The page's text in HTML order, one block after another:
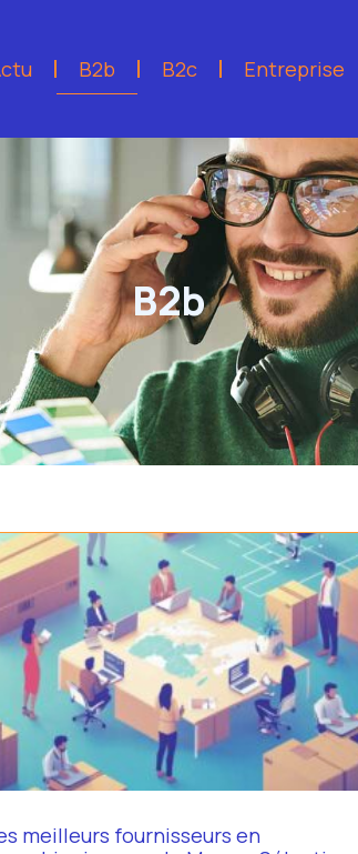
B2b B2c Entreprise
B2b
meilleurs fournisseurs en